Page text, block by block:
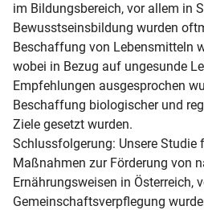
im Bildungsbereich, vor allem in
Bewusstseinsbildung wurden
Beschaffung von Lebensmitteln
wobei in Bezug auf ungesunde
Empfehlungen ausgesprochen
Beschaffung biologischer und
Ziele gesetzt wurden.
Schlussfolgerung: Unsere Studie
Maßnahmen zur Förderung von
Ernährungsweisen in Österreich,
Gemeinschaftsverpflegung